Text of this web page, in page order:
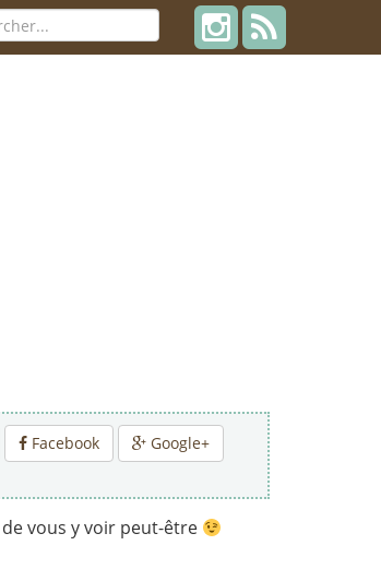
Facebook Google+
vous y voir peut-être